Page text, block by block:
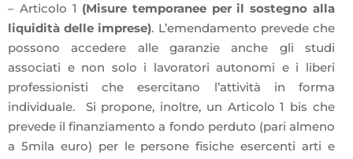
– Articolo 1 (Misure temporanee per il sostegno alla
liquidità delle imprese). L’emendamento prevede che
possono accedere alle garanzie anche gli studi
associati e non solo i lavoratori autonomi e i liberi
professionisti che esercitano l’attività in forma
individuale. Si propone, inoltre, un Articolo 1 bis che
prevede il finanziamento a fondo perduto (pari almeno
a 5mila euro) per le persone fisiche esercenti arti e